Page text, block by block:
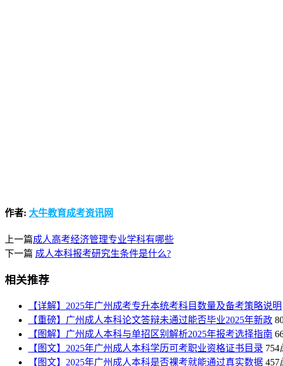
作者: 大牛教育成考资讯网
上一篇成人高考经济管理专业学科有哪些
下一篇 成人本科报考研究生条件是什么?
相关推荐
【详解】2025年广州成考专升本统考科目数量及备考策略说明
【重磅】广州成人本科论文答辩未通过能否毕业2025年新政
【图解】广州成人本科与单招区别解析2025年报考选择指南
【图文】2025年广州成人本科学历可考职业资格证书目录 754
【图文】2025年广州成人本科是否裸考就能通过真实数据 457